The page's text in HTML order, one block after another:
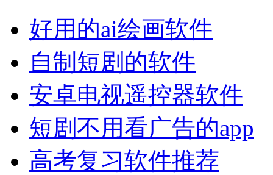
好用的ai绘画软件
自制短剧的软件
安卓电视遥控器软件
短剧不用看广告的app
高考复习软件推荐